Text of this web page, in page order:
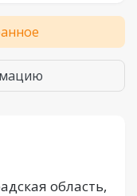
область,